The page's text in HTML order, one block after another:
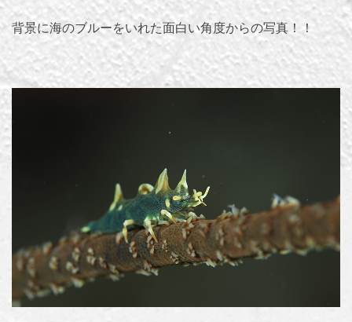
背景に海のブルーをいれた面白い角度からの写真！！